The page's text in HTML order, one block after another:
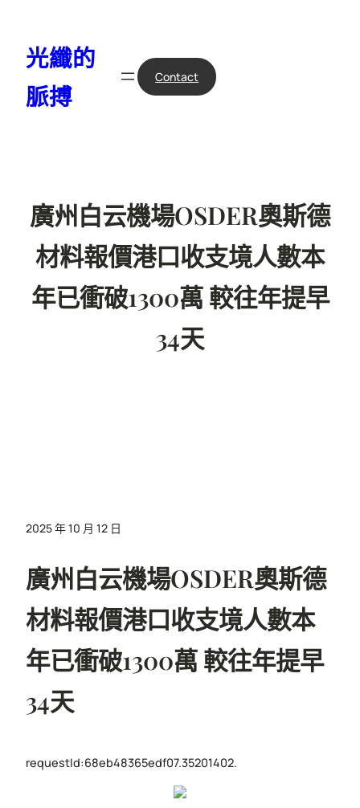
光纖的
脈搏
Contact
廣州白云機場OSDER奧斯德
材料報價港口收支境人數本
年已衝破1300萬 較往年提早
34天
2025 年 10 月 12 日
廣州白云機場OSDER奧斯德
材料報價港口收支境人數本
年已衝破1300萬 較往年提早
34天
requestId:68eb48365edf07.35201402.